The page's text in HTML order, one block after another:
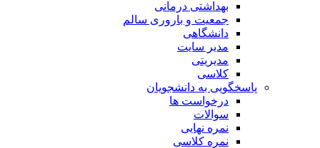
بهداشتی درمانی
جمعیت و باروری سالم
دانشگاهی
مدیر سایت
مدیریتی
کلاسی
پاسخگویی به دانشجویان
درخواست ها
سوالات
نمره نهایی
نمره کلاسی